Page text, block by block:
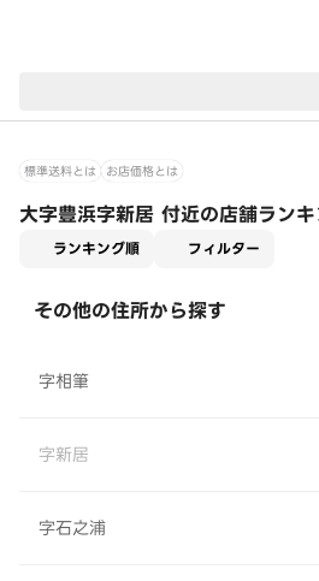
標準送料とは お店価格とは
大字豊浜字新居 付近の店舗ラン
ランキング順 フィルター
その他の住所から探す
字相筆
字新居
字石之浦